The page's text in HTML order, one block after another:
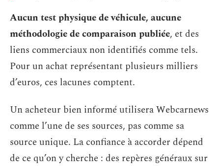
Aucun test physique de véhicule, aucune
méthodologie de comparaison publiée, et des
liens commerciaux non identifiés comme tels.
Pour un achat représentant plusieurs milliers
d’euros, ces lacunes comptent.
Un acheteur bien informé utilisera Webcarnews
comme l’une de ses sources, pas comme sa
source unique. La confiance à accorder dépend
de ce qu’on y cherche : des repères généraux sur